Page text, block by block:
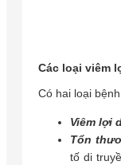
Các loại viêm
Có hai loại
Viêm lợi
Tổn
tố di